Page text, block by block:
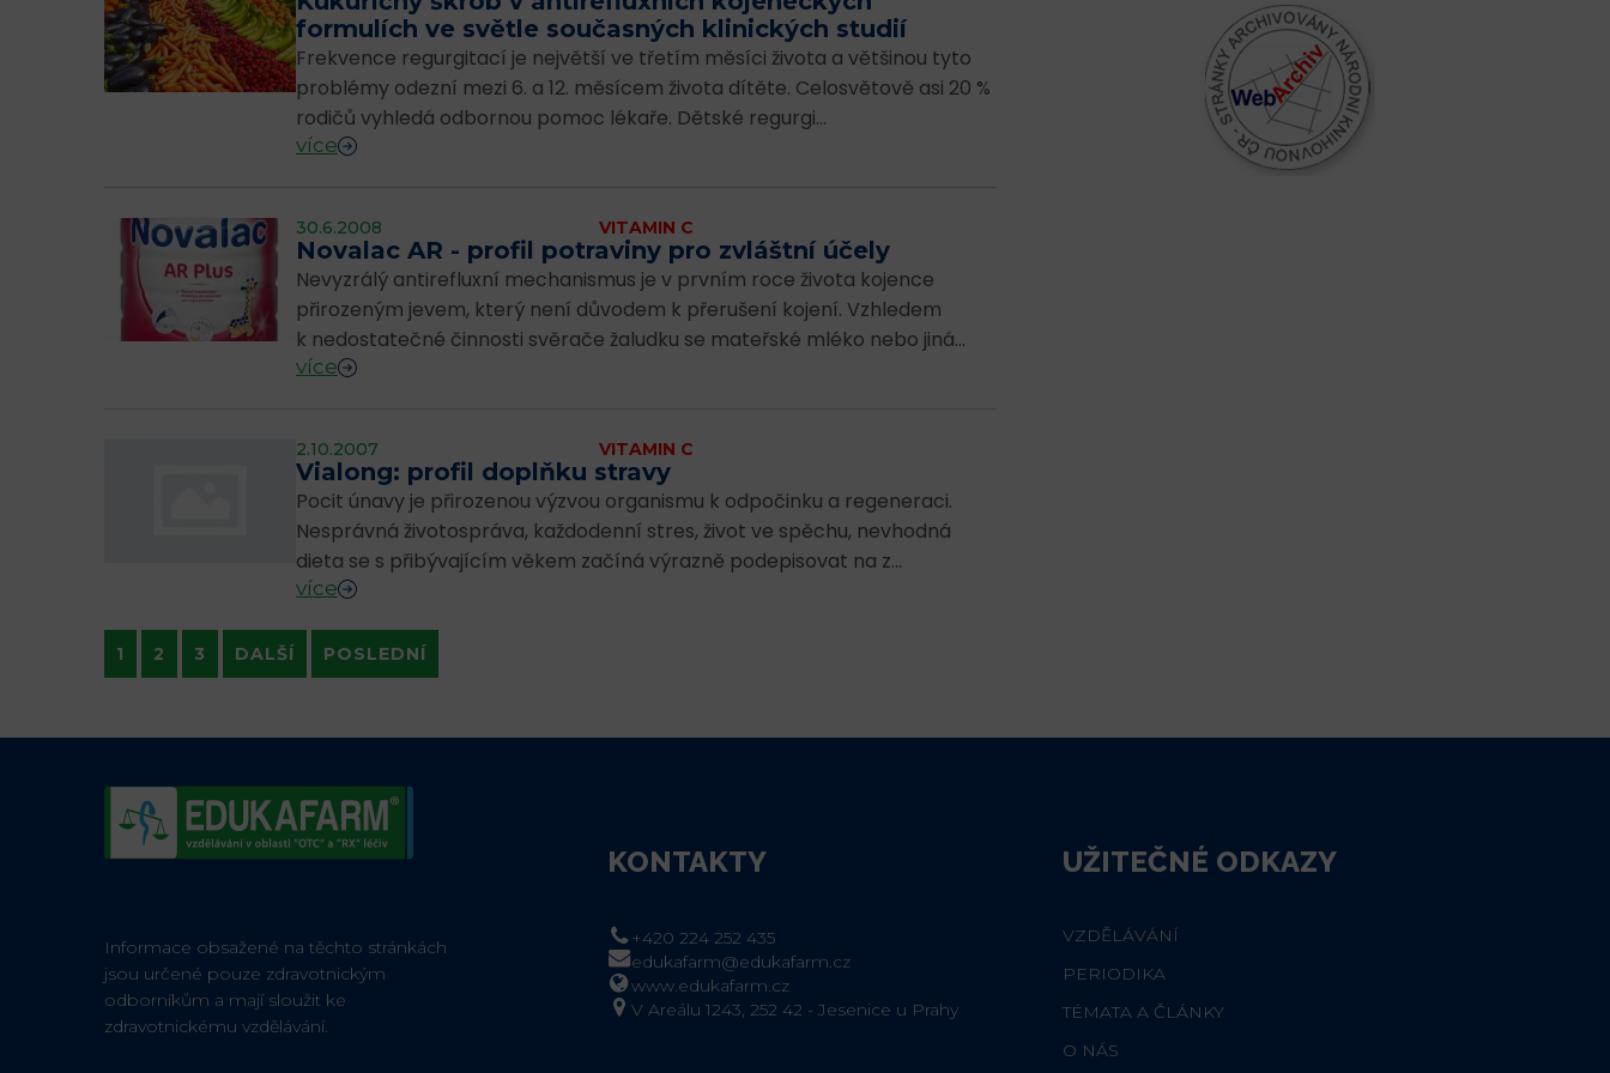
formulích ve světle současných klinických studií
Frekvence regurgitací je největší ve třetím měsíci života a většinou tyto
problémy odezní mezi 6. a 12. měsícem života dítěte. Celosvětově asi 20 %
rodičů vyhledá odbornou pomoc lékaře. Dětské regurgi...
více
30.6.2008 VITAMIN C
Novalac AR - profil potraviny pro zvláštní účely
Nevyzrálý antirefluxní mechanismus je v prvním roce života kojence
přirozeným jevem, který není důvodem k přerušení kojení. Vzhledem
k nedostatečné činnosti svěrače žaludku se mateřské mléko nebo jiná...
více
2.10.2007 VITAMIN C
Vialong: profil doplňku stravy
Pocit únavy je přirozenou výzvou organismu k odpočinku a regeneraci.
Nesprávná životospráva, každodenní stres, život ve spěchu, nevhodná
dieta se s přibývajícím věkem začíná výrazně podepisovat na z...
více
1 2 3 DALŠÍ POSLEDNÍ
Informace obsažené na těchto stránkách
jsou určené pouze zdravotnickým
odborníkům a mají sloužit ke
zdravotnickému vzdělávání.
KONTAKTY
+420 224 252 435
edukafarm@edukafarm.cz
www.edukafarm.cz
V Areálu 1243, 252 42 - Jesenice u Prahy
UŽITEČNÉ ODKAZY
VZDĚLÁVÁNÍ
PERIODIKA
TÉMATA A ČLÁNKY
O NÁS